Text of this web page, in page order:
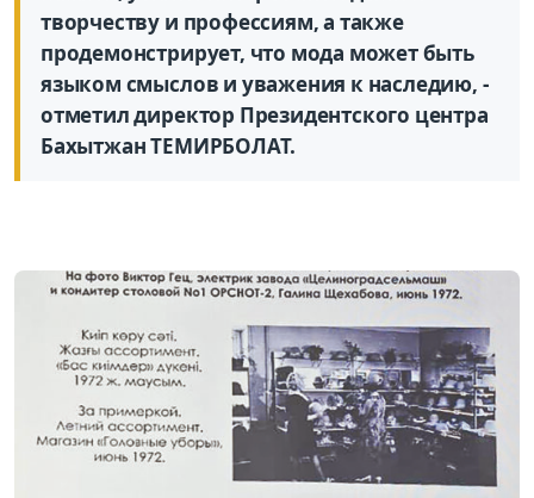
творчеству и профессиям, а также
продемонстрирует, что мода может быть
языком смыслов и уважения к наследию, -
отметил директор Президентского центра
Бахытжан ТЕМИРБОЛАТ.